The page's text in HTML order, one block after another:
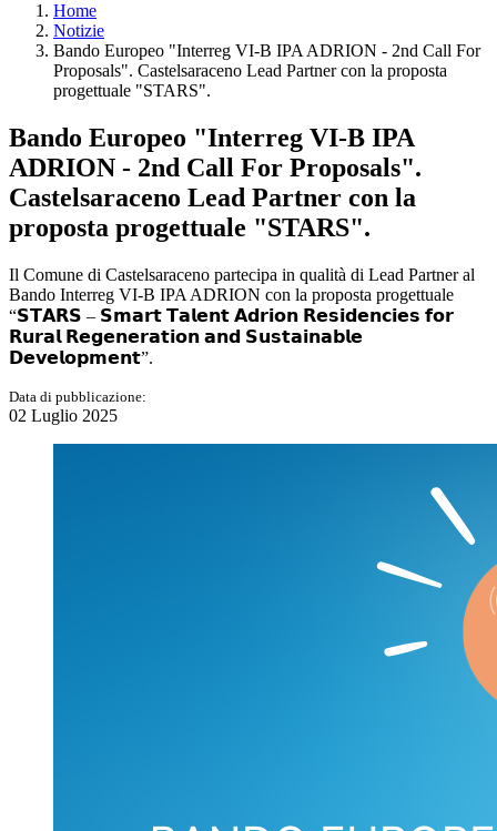
Home
Notizie
Bando Europeo "Interreg VI-B IPA ADRION - 2nd Call For
Proposals". Castelsaraceno Lead Partner con la proposta
progettuale "STARS".
Bando Europeo "Interreg VI-B IPA
ADRION - 2nd Call For Proposals".
Castelsaraceno Lead Partner con la
proposta progettuale "STARS".
Il Comune di Castelsaraceno partecipa in qualità di Lead Partner al
Bando Interreg VI-B IPA ADRION con la proposta progettuale
“𝗦𝗧𝗔𝗥𝗦 – 𝗦𝗺𝗮𝗿𝘁 𝗧𝗮𝗹𝗲𝗻𝘁 𝗔𝗱𝗿𝗶𝗼𝗻 𝗥𝗲𝘀𝗶𝗱𝗲𝗻𝗰𝗶𝗲𝘀 𝗳𝗼𝗿
𝗥𝘂𝗿𝗮𝗹 𝗥𝗲𝗴𝗲𝗻𝗲𝗿𝗮𝘁𝗶𝗼𝗻 𝗮𝗻𝗱 𝗦𝘂𝘀𝘁𝗮𝗶𝗻𝗮𝗯𝗹𝗲
𝗗𝗲𝘃𝗲𝗹𝗼𝗽𝗺𝗲𝗻𝘁”.
Data di pubblicazione:
02 Luglio 2025